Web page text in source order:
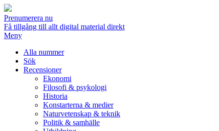
Prenumerera nu
Få tillgång till allt digital material direkt
Meny
Alla nummer
Sök
Recensioner
Ekonomi
Filosofi & psykologi
Historia
Konstarterna & medier
Naturvetenskap & teknik
Politik & samhälle